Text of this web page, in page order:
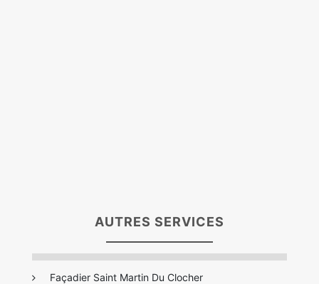
AUTRES SERVICES
Façadier Saint Martin Du Clocher